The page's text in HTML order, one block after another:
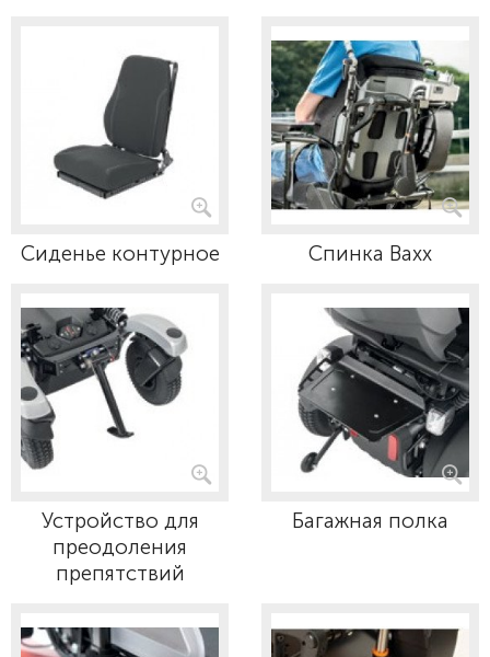
Сиденье контурное Спинка Baxx
Устройство для
преодоления
препятствий
Багажная полка